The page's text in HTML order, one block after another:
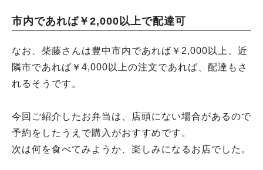
市内であれば￥2,000以上で配達可
なお、柴藤さんは豊中市内であれば￥2,000以上、近
隣市であれば￥4,000以上の注文であれば、配達もさ
れるそうです。
今回ご紹介したお弁当は、店頭にない場合があるので
予約をしたうえで購入がおすすめです。
次は何を食べてみようか、楽しみになるお店でした。